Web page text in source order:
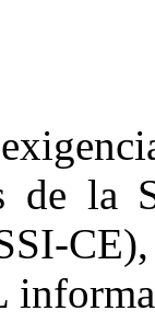
de la